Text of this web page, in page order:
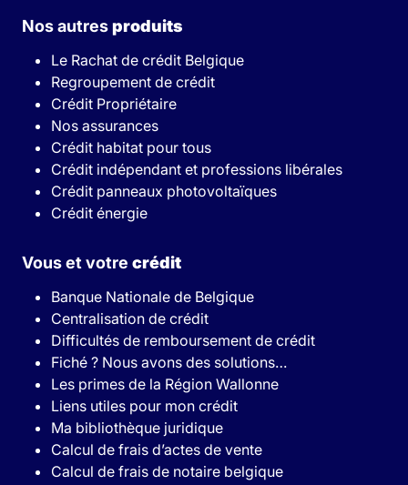
Nos autresproduits
Le Rachat de crédit Belgique
Regroupement de crédit
Crédit Propriétaire
Nos assurances
Crédit habitat pour tous
Crédit indépendant et professions libérales
Crédit panneaux photovoltaïques
Crédit énergie
Vous et votre crédit
Banque Nationale de Belgique
Centralisation de crédit
Difficultés de remboursement de crédit
Fiché ? Nous avons des solutions…
Les primes de la Région Wallonne
Liens utiles pour mon crédit
Ma bibliothèque juridique
Calcul de frais d’actes de vente
Calcul de frais de notaire belgique